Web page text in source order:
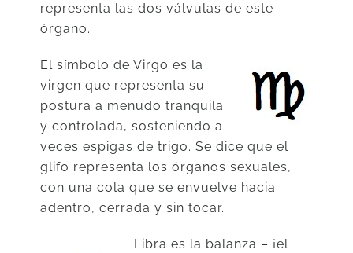
representa las dos válvulas de este
órgano.
El símbolo de Virgo es la
virgen que representa su
postura a menudo tranquila
y controlada, sosteniendo a
veces espigas de trigo. Se dice que el
glifo representa los órganos sexuales,
con una cola que se envuelve hacia
adentro, cerrada y sin tocar.
Libra es la balanza – ¡el